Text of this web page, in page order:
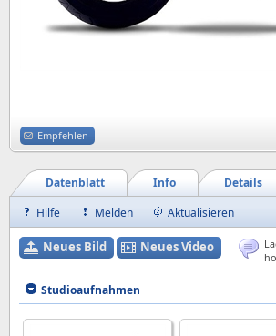
Empfehlen
Details
Info
Datenblatt
Hilfe
Melden Aktualisieren
Neues Bild Neues Video
Studioaufnahmen